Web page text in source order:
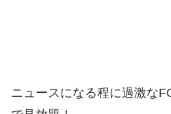
ニュースになる程に過激な